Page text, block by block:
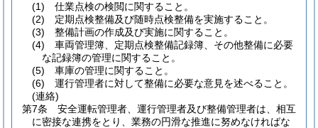
(1)
仕業点検の検閲に関すること。
(2)
定期点検整備及び随時点検整備を実施すること。
(3)
整備計画の作成及び実施に関すること。
(4)
車両管理簿、定期点検整備記録簿、その他整備に必要
な記録簿の管理に関すること。
(5)
車庫の管理に関すること。
(6)
運行管理者に対して整備に必要な意見を述べること。
(連絡)
第7条
安全運転管理者、運行管理者及び整備管理者は、相互
に密接な連携をとり、業務の円滑な推進に努めなければな